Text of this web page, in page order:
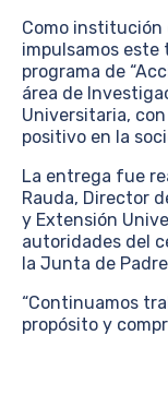
Como institución
impulsamos este
programa de
área de
Universitaria,
positivo en la
La entrega fue
Rauda, Director
y Extensión
autoridades del
la Junta de
“Continuamos
propósito y